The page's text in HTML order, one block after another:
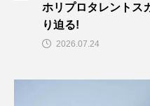
ホリプロタレントス
り迫る!
2026.07.24